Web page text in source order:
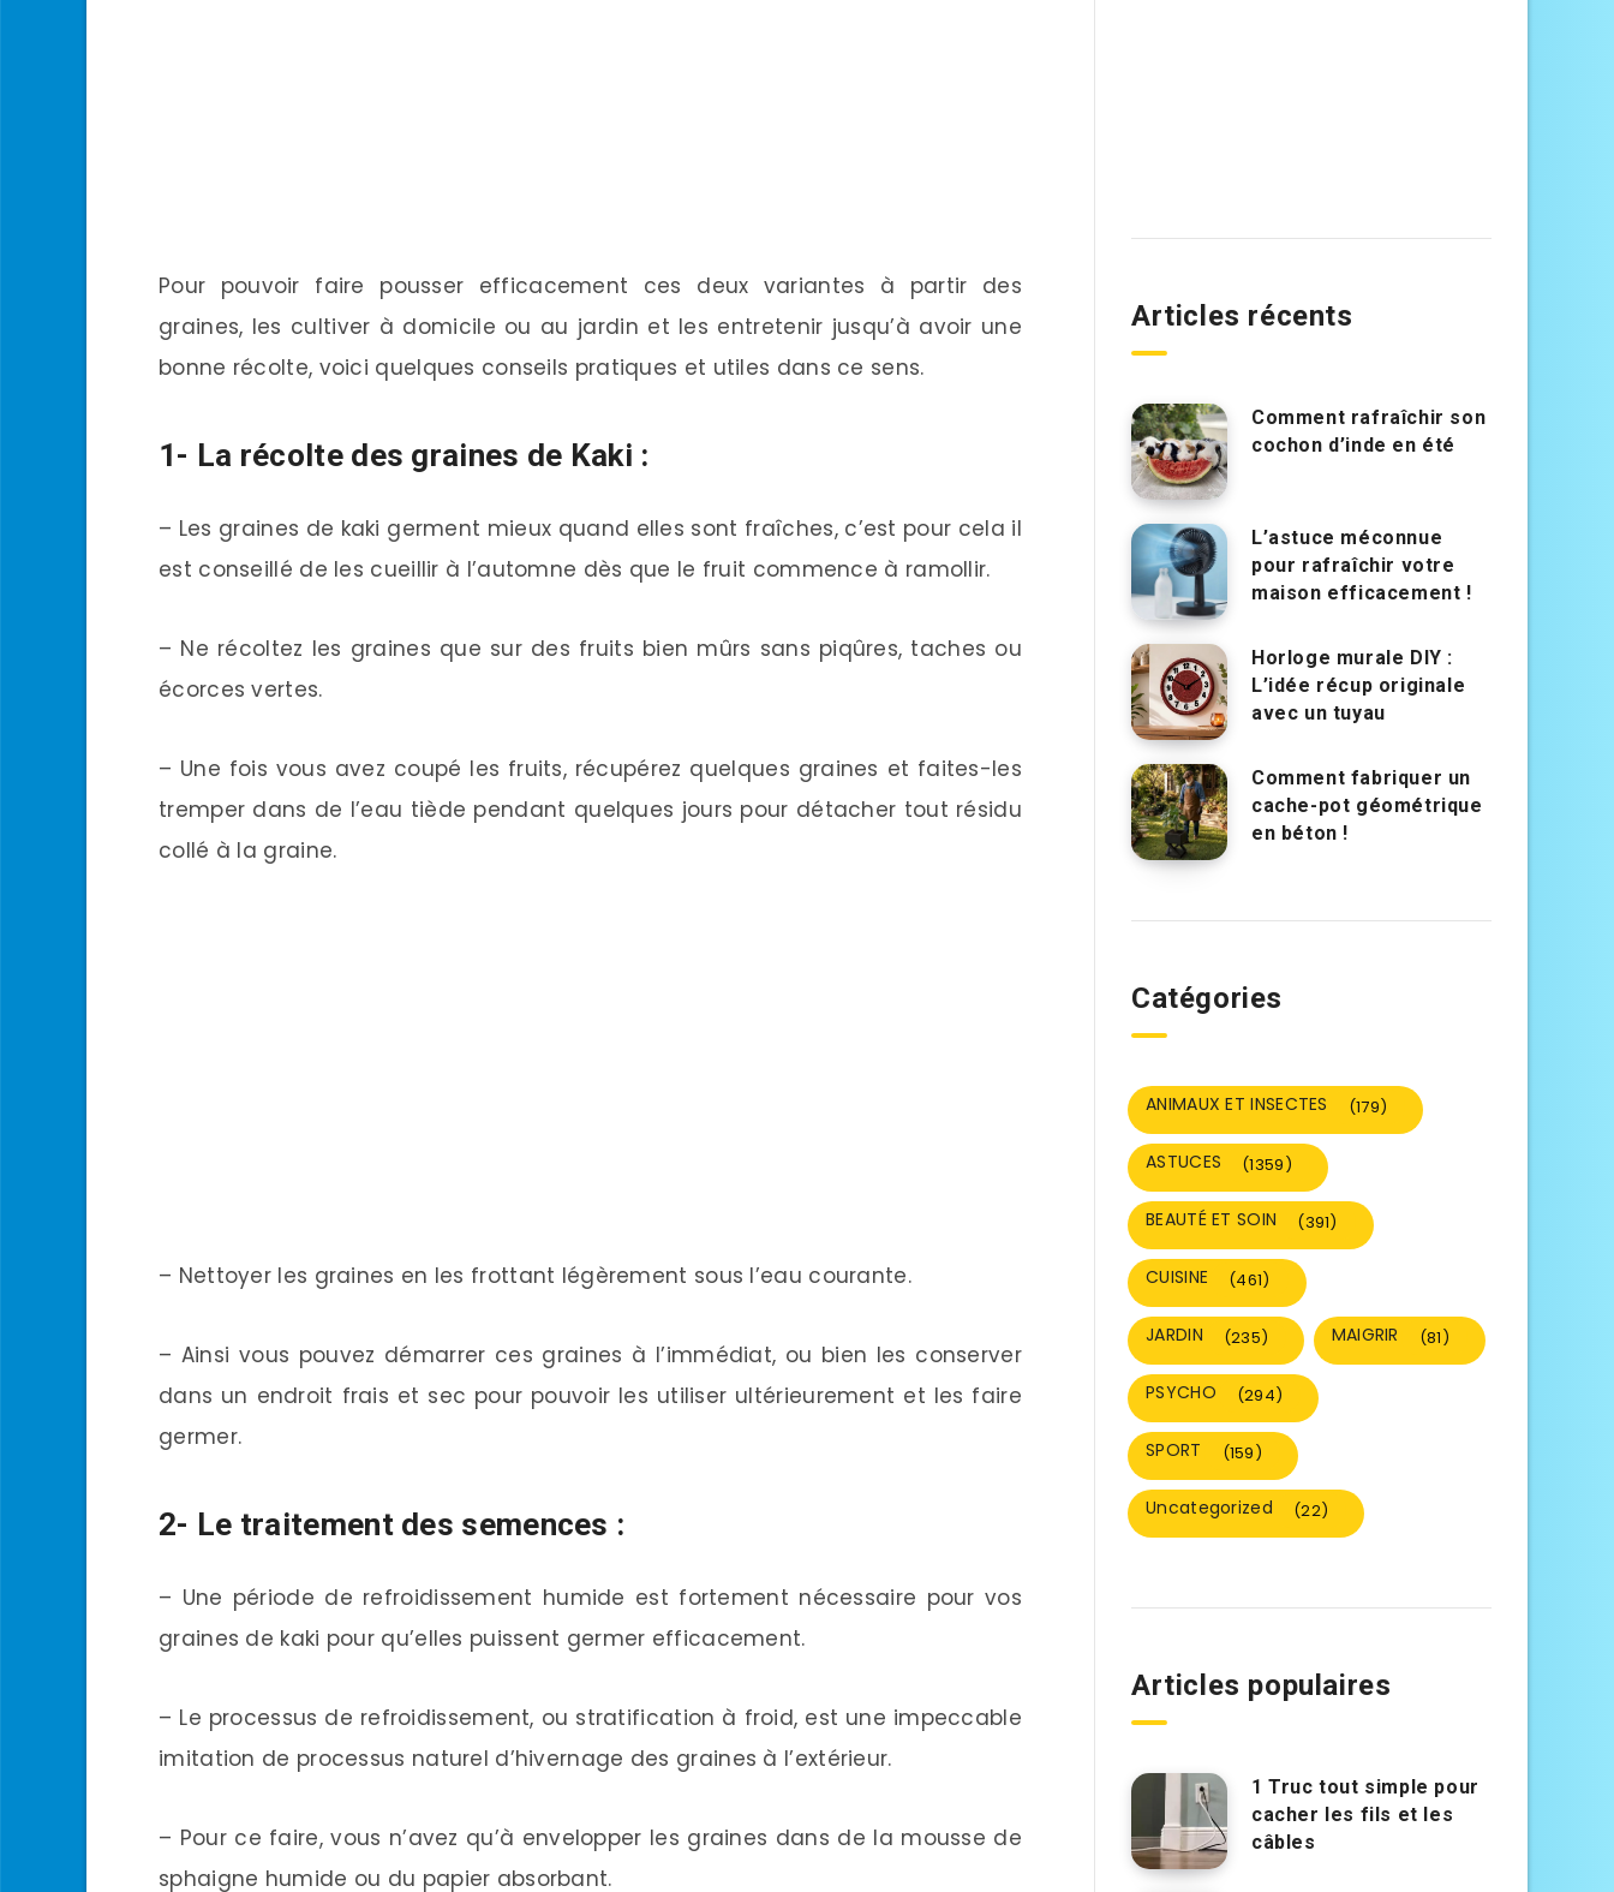
Pour pouvoir faire pousser efficacement ces deux variantes à partir des
graines, les cultiver à domicile ou au jardin et les entretenir jusqu’à avoir une
bonne récolte, voici quelques conseils pratiques et utiles dans ce sens.
1- La récolte des graines de Kaki :
– Les graines de kaki germent mieux quand elles sont fraîches, c’est pour cela il
est conseillé de les cueillir à l’automne dès que le fruit commence à ramollir.
– Ne récoltez les graines que sur des fruits bien mûrs sans piqûres, taches ou
écorces vertes.
– Une fois vous avez coupé les fruits, récupérez quelques graines et faites-les
tremper dans de l’eau tiède pendant quelques jours pour détacher tout résidu
collé à la graine.
– Nettoyer les graines en les frottant légèrement sous l’eau courante.
– Ainsi vous pouvez démarrer ces graines à l’immédiat, ou bien les conserver
dans un endroit frais et sec pour pouvoir les utiliser ultérieurement et les faire
germer.
2- Le traitement des semences :
– Une période de refroidissement humide est fortement nécessaire pour vos
graines de kaki pour qu’elles puissent germer efficacement.
– Le processus de refroidissement, ou stratification à froid, est une impeccable
imitation de processus naturel d’hivernage des graines à l’extérieur.
– Pour ce faire, vous n’avez qu’à envelopper les graines dans de la mousse de
sphaigne humide ou du papier absorbant.
Articles récents
Comment rafraîchir son
cochon d’inde en été
L’astuce méconnue
pour rafraîchir votre
maison efficacement !
Horloge murale DIY :
L’idée récup originale
avec un tuyau
Comment fabriquer un
cache-pot géométrique
en béton !
Catégories
ANIMAUX ET INSECTES (179)
ASTUCES (1359)
BEAUTÉ ET SOIN (391)
CUISINE (461)
JARDIN (235) MAIGRIR (81)
PSYCHO (294)
SPORT (159)
Uncategorized (22)
Articles populaires
1 Truc tout simple pour
cacher les fils et les
câbles